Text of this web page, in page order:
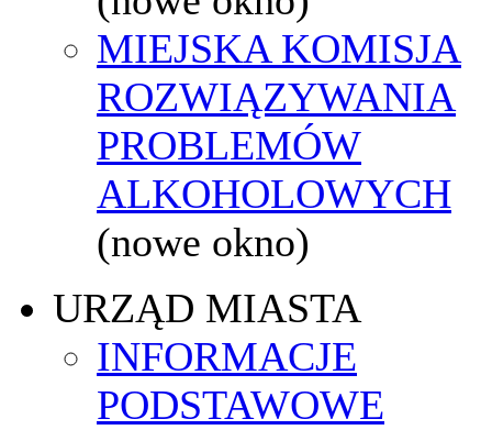
MIEJSKA KOMISJA
ROZWIĄZYWANIA
PROBLEMÓW
ALKOHOLOWYCH
(nowe okno)
URZĄD MIASTA
INFORMACJE
PODSTAWOWE